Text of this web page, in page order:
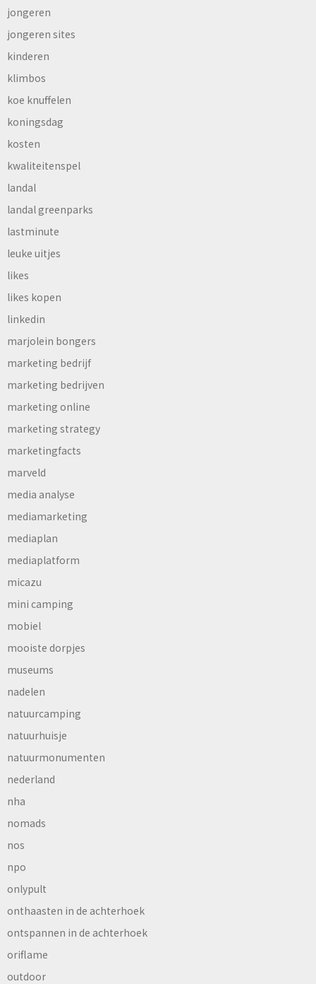
jongeren
jongeren sites
kinderen
klimbos
koe knuffelen
koningsdag
kosten
kwaliteitenspel
landal
landal greenparks
lastminute
leuke uitjes
likes
likes kopen
linkedin
marjolein bongers
marketing bedrijf
marketing bedrijven
marketing online
marketing strategy
marketingfacts
marveld
media analyse
mediamarketing
mediaplan
mediaplatform
micazu
mini camping
mobiel
mooiste dorpjes
museums
nadelen
natuurcamping
natuurhuisje
natuurmonumenten
nederland
nha
nomads
nos
npo
onlypult
onthaasten in de achterhoek
ontspannen in de achterhoek
oriflame
outdoor